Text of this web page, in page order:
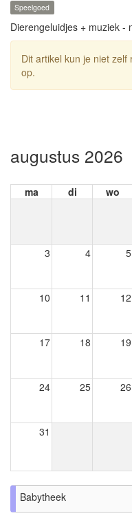
Speelgoed
Dierengeluidjes + muziek -
Dit artikel kun je niet
op.
augustus 2026
ma di wo
3 4 5
10 11 12
17 18 19
24 25 26
31
Babytheek